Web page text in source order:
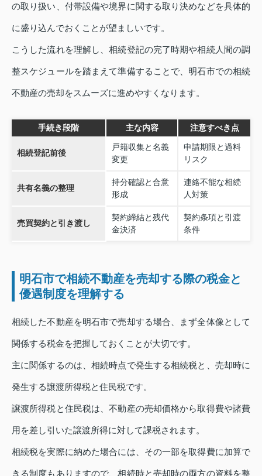
の取り扱い、付帯設備や境界に関する取り決めなどを具体的
に盛り込んでおくことが望ましいです。
こうした流れを理解し、相続登記の完了時期や相続人間の調
整スケジュールを踏まえて準備することで、明石市での相続
不動産の売却をスムーズに進めやすくなります。
手続き段階 主な内容 注意すべき点
相続登記前後
戸籍収集と名義
変更
申請期限と過料
リスク
共有名義の整理
持分確認と合意
形成
連絡不能な相続
人対策
売買契約と引き渡し
契約締結と残代
金決済
契約条項と引渡
条件
明石市で相続不動産を売却する際の税金と
優遇制度を理解する
相続した不動産を明石市で売却する場合、まず全体像として
関係する税金を把握しておくことが大切です。
主に関係するのは、相続時点で発生する相続税と、売却時に
発生する譲渡所得税と住民税です。
譲渡所得税と住民税は、不動産の売却価格から取得費や諸費
用を差し引いた譲渡所得に対して課税されます。
相続税を実際に納めた場合には、その一部を取得費に加算で
きる制度もありますので、相続時と売却時の両方の資料を整